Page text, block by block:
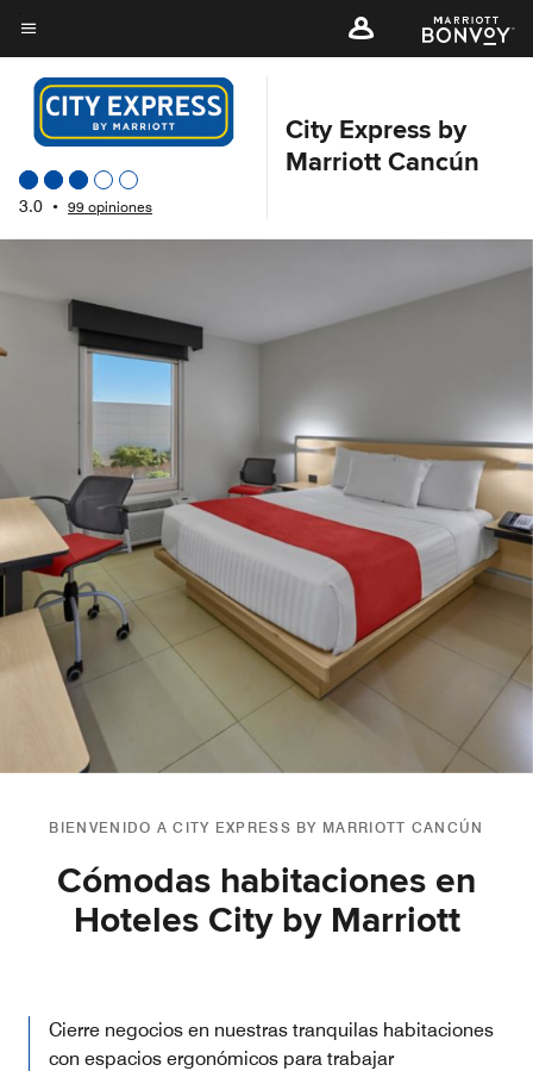
Skip
to
main
content
Texto del menú
3.0 • 99 opiniones
City Express by
Marriott Cancún
BIENVENIDO A CITY EXPRESS BY MARRIOTT CANCÚN
Cómodas habitaciones en
Hoteles City by Marriott
Cierre negocios en nuestras tranquilas habitaciones
con espacios ergonómicos para trabajar